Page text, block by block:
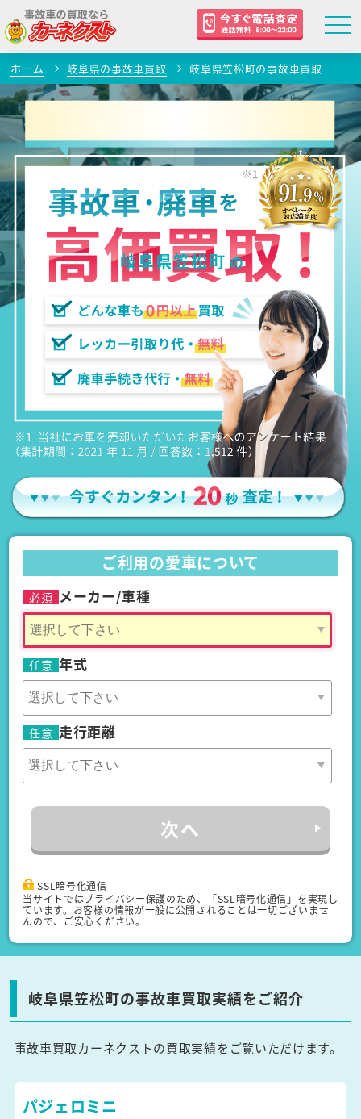
ホーム 岐阜県の事故車買取 岐阜県笠松町の事故車買取
岐阜県笠松町 の
ご利用の愛車について
必須 メーカー/車種
任意 年式
任意 走行距離
次へ
SSL暗号化通信
当サイトではプライバシー保護のため、「SSL暗号化通信」を実現し
ています。お客様の情報が一般に公開されることは一切ございませ
んので、ご安心ください。
岐阜県笠松町の事故車買取実績をご紹介
事故車買取カーネクストの買取実績をご覧いただけます。
パジェロミニ